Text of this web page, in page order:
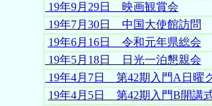
19年9月29日 映画観賞会
19年7月30日 中国大使館訪問
19年6月16日 令和元年県総会
19年5月18日 日光一泊懇親会
19年4月7日 第42期入門A日曜
19年4月5日 第42期入門B開講